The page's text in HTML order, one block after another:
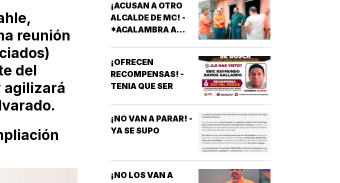
reunión
del
agilizará
¡ACUSAN A OTRO
ALCALDE DE MC! -
*ACALAMBRA A
¡OFRECEN
RECOMPENSAS! -
TENIA QUE SER
¡NO VAN A PARAR! -
YA SE SUPO
¡NO LOS VAN A